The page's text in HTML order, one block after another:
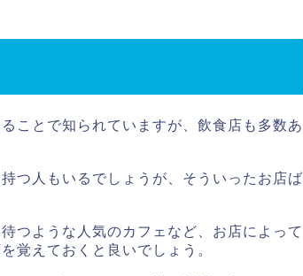
ことで知られていますが、飲食店も多数あ
つ人もいるでしょうが、そういったお店ば
つような人気のカフェなど、お店によって
覚えておくと良いでしょう。